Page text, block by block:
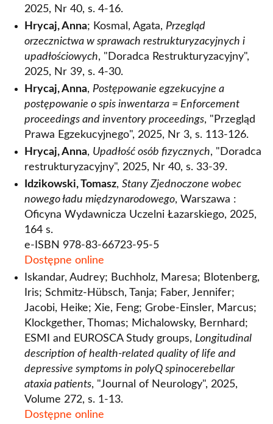
2025, Nr 40, s. 4-16.
Hrycaj, Anna; Kosmal, Agata, Przegląd
orzecznictwa w sprawach restrukturyzacyjnych i
upadłościowych, "Doradca Restrukturyzacyjny",
2025, Nr 39, s. 4-30.
Hrycaj, Anna, Postępowanie egzekucyjne a
postępowanie o spis inwentarza = Enforcement
proceedings and inventory proceedings, "Przegląd
Prawa Egzekucyjnego", 2025, Nr 3, s. 113-126.
Hrycaj, Anna, Upadłość osób fizycznych, "Doradca
restrukturyzacyjny", 2025, Nr 40, s. 33-39.
Idzikowski, Tomasz, Stany Zjednoczone wobec
nowego ładu międzynarodowego, Warszawa :
Oficyna Wydawnicza Uczelni Łazarskiego, 2025,
164 s.
e-ISBN 978-83-66723-95-5
Dostępne online
Iskandar, Audrey; Buchholz, Maresa; Blotenberg,
Iris; Schmitz‑Hübsch, Tanja; Faber, Jennifer;
Jacobi, Heike; Xie, Feng; Grobe‑Einsler, Marcus;
Klockgether, Thomas; Michalowsky, Bernhard;
ESMI and EUROSCA Study groups, Longitudinal
description of health‑related quality of life and
depressive symptoms in polyQ spinocerebellar
ataxia patients, "Journal of Neurology", 2025,
Volume 272, s. 1-13.
Dostępne online